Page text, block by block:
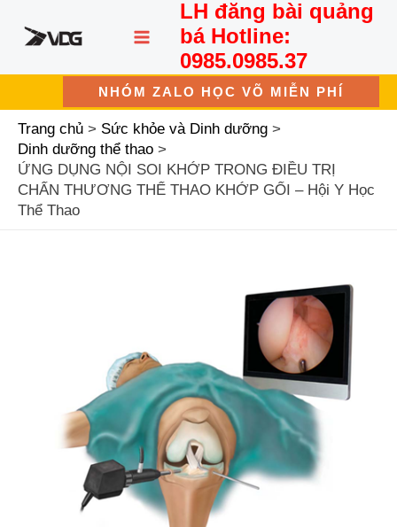
dung
MAIN
MENU
LH đăng bài quảng
bá Hotline:
0985.0985.37
NHÓM ZALO HỌC VÕ MIỄN PHÍ
Trang chủ
Sức khỏe và Dinh dưỡng
Dinh dưỡng thể thao
ỨNG DỤNG NỘI SOI KHỚP TRONG ĐIỀU TRỊ
CHẤN THƯƠNG THỂ THAO KHỚP GỐI – Hội Y Học
Thể Thao